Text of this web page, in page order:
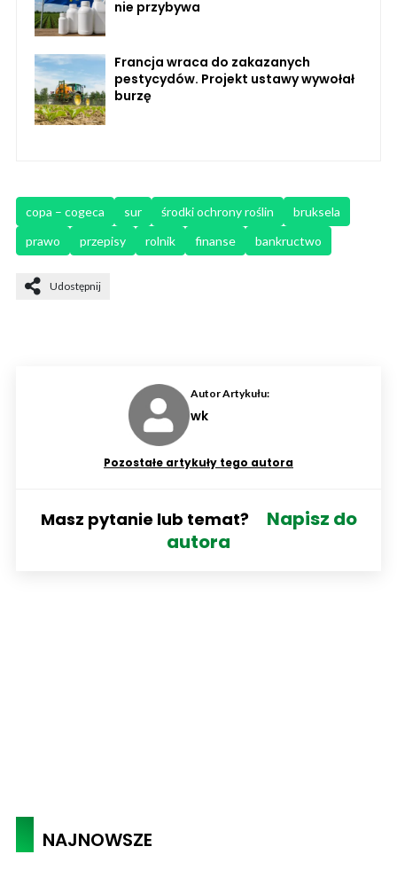
nie przybywa
Francja wraca do zakazanych
pestycydów. Projekt ustawy wywołał
burzę
copa – cogeca sur środki ochrony roślin
bruksela
prawo
przepisy rolnik finanse bankructwo
Udostępnij
Autor Artykułu:
wk
Pozostałe artykuły tego autora
Masz pytanie lub temat?
Napisz do
autora
NAJNOWSZE